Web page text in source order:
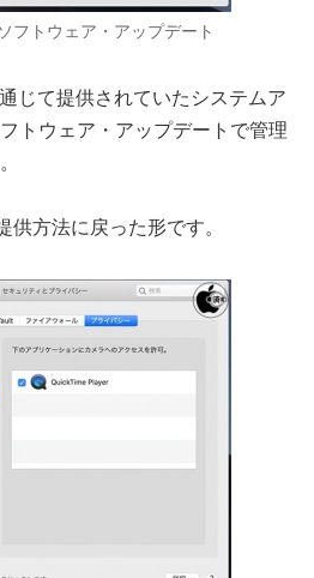
フトウェア・アップデート
じて提供されていたシステムア
トウェア・アップデートで管理
供方法に戻った形です。